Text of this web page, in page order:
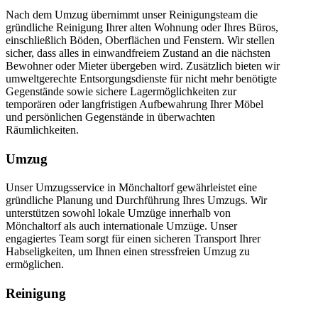
Nach dem Umzug übernimmt unser Reinigungsteam die
gründliche Reinigung Ihrer alten Wohnung oder Ihres Büros,
einschließlich Böden, Oberflächen und Fenstern. Wir stellen
sicher, dass alles in einwandfreiem Zustand an die nächsten
Bewohner oder Mieter übergeben wird. Zusätzlich bieten wir
umweltgerechte Entsorgungsdienste für nicht mehr benötigte
Gegenstände sowie sichere Lagermöglichkeiten zur
temporären oder langfristigen Aufbewahrung Ihrer Möbel
und persönlichen Gegenstände in überwachten
Räumlichkeiten.
Umzug
Unser Umzugsservice in Mönchaltorf gewährleistet eine
gründliche Planung und Durchführung Ihres Umzugs. Wir
unterstützen sowohl lokale Umzüge innerhalb von
Mönchaltorf als auch internationale Umzüge. Unser
engagiertes Team sorgt für einen sicheren Transport Ihrer
Habseligkeiten, um Ihnen einen stressfreien Umzug zu
ermöglichen.
Reinigung